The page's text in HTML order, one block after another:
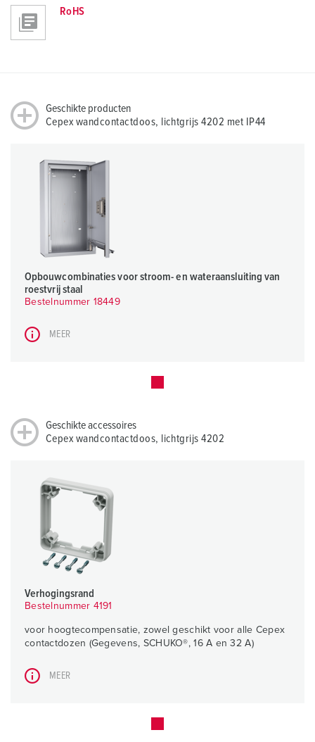
RoHS
Geschikte producten
Cepex wandcontactdoos, lichtgrijs 4202 met IP44
Opbouwcombinaties voor stroom- en wateraansluiting van
roestvrij staal
Bestelnummer 18449
MEER
Geschikte accessoires
Cepex wandcontactdoos, lichtgrijs 4202
Verhogingsrand
Bestelnummer 4191
voor hoogtecompensatie, zowel geschikt voor alle Cepex
contactdozen (Gegevens, SCHUKO®, 16 A en 32 A)
MEER